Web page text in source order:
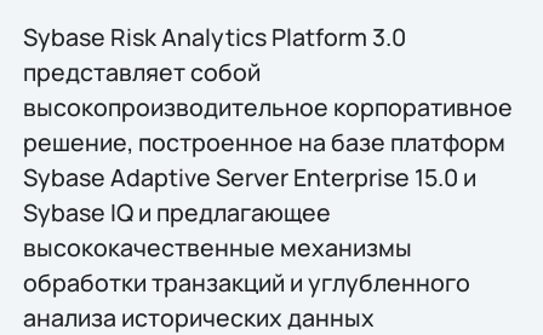
Sybase Risk Analytics Platform 3.0
представляет собой
высокопроизводительное корпоративное
решение, построенное на базе платформ
Sybase Adaptive Server Enterprise 15.0 и
Sybase IQ и предлагающее
высококачественные механизмы
обработки транзакций и углубленного
анализа исторических данных